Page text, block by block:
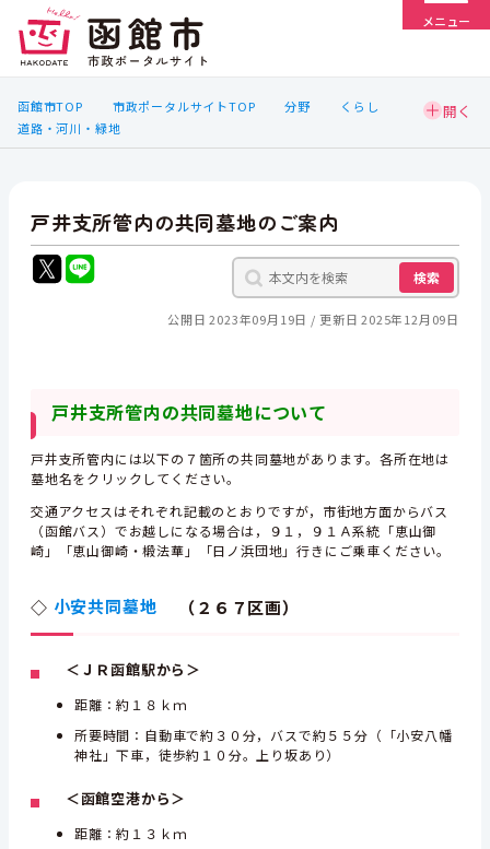
メニュー
函館市TOP 市政ポータルサイトTOP 分野
くらし
道路・河川・緑地
戸井支所管内の共同墓地のご案内
検索
公開日 2023年09月19日 更新日 2025年12月09日
戸井支所管内の共同墓地について
戸井支所管内には以下の７箇所の共同墓地があります。各所在地は
墓地名をクリックしてください。
交通アクセスはそれぞれ記載のとおりですが，市街地方面からバス
（函館バス）でお越しになる場合は，９１，９１Ａ系統「恵山御
崎」「恵山御崎・椴法華」「日ノ浜団地」行きにご乗車ください。
◇ 小安共同墓地 （２６７区画）
＜ＪＲ函館駅から＞
距離：約１８ｋｍ
所要時間：自動車で約３０分，バスで約５５分（「小安八幡
神社」下車，徒歩約１０分。上り坂あり）
＜函館空港から＞
距離：約１３ｋｍ